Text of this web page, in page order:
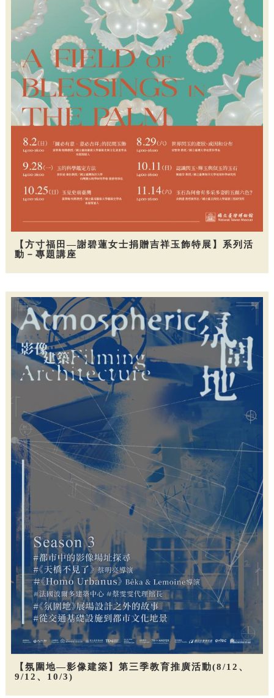
【方寸福田—謝碧蓮女士捐贈吉祥玉飾特展】系列活
動－專題講座
【氛圍地—影像建築】第三季教育推廣活動(8/12、
9/12、10/3)